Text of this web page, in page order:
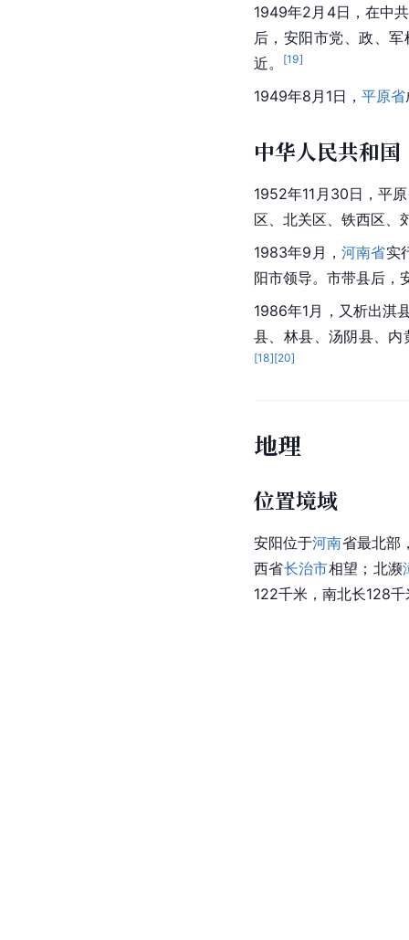
1949年2月4日，在中
后，安阳市党、政、
近。
[19]
1949年8月1日， 平原省
中华人民共和国
1952年11月30日，平
区
北关区 铁西区
1983年9月，河南省实
阳市领导。市带县后，
1986年1月，又析出淇
县、 林县 、汤阴县、
[18][20]
地理
位置境域
安阳位于河南省最北部
西省长治市相望；北濒
122千米，南北长128